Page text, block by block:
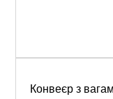
Конвеєр з